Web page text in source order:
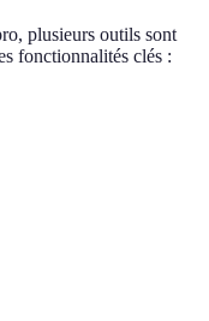
plusieurs outils sont
fonctionnalités clés :